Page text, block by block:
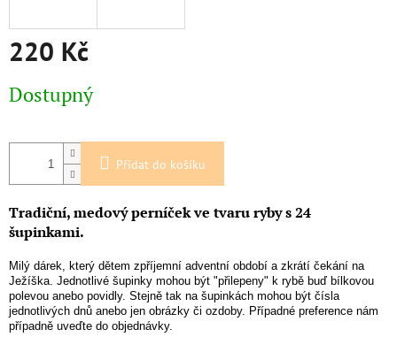
220 Kč
cena:
Dostupný
Přidat do košíku
Tradiční, medový perníček ve tvaru ryby s 24
šupinkami.
Milý dárek, který dětem zpříjemní adventní období a zkrátí čekání na
Ježíška. Jednotlivé šupinky mohou být "přilepeny" k rybě buď bílkovou
polevou anebo povidly. Stejně tak na šupinkách mohou být čísla
jednotlivých dnů anebo jen obrázky či ozdoby. Případné preference nám
případně uveďte do objednávky.